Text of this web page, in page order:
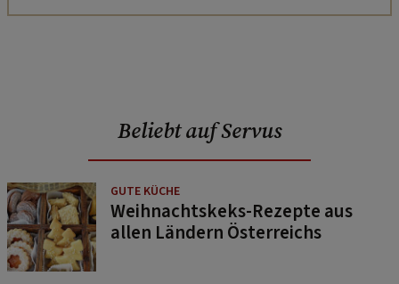
Beliebt auf Servus
GUTE KÜCHE
Weihnachtskeks-Rezepte aus
allen Ländern Österreichs